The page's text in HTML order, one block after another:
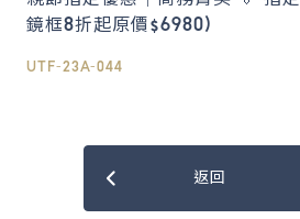
鏡框8折起原價$6980)
UTF-23A-044
返回